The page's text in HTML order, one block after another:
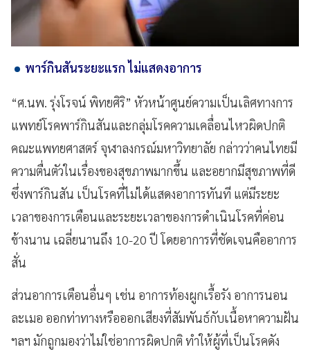
พาร์กินสันระยะแรก ไม่แสดงอาการ
“ศ.นพ. รุ่งโรจน์ พิทยศิริ” หัวหน้าศูนย์ความเป็นเลิศทางการ
แพทย์โรคพาร์กินสันและกลุ่มโรคความเคลื่อนไหวผิดปกติ
คณะแพทยศาสตร์ จุฬาลงกรณ์มหาวิทยาลัย กล่าวว่าคนไทยมี
ความตื่นตัวในเรื่องของสุขภาพมากขึ้น และอยากมีสุขภาพที่ดี
ซึ่งพาร์กินสัน เป็นโรคที่ไม่ได้แสดงอาการทันที แต่มีระยะ
เวลาของการเตือนและระยะเวลาของการดำเนินโรคที่ค่อน
ข้างนาน เฉลี่ยนานถึง 10-20 ปี โดยอาการที่ชัดเจนคืออาการ
สั่น
ส่วนอาการเตือนอื่นๆ เช่น อาการท้องผูกเรื้อรัง อาการนอน
ละเมอ ออกท่าทางหรือออกเสียงที่สัมพันธ์กับเนื้อหาความฝัน
ฯลฯ มักถูกมองว่าไม่ใช่อาการผิดปกติ ทำให้ผู้ที่เป็นโรคดัง